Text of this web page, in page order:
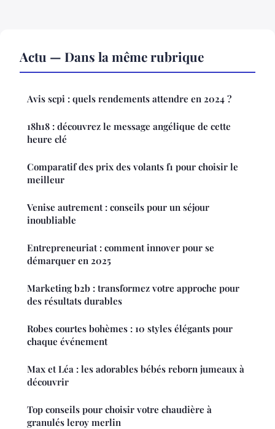
Actu — Dans la même rubrique
Avis scpi : quels rendements attendre en 2024 ?
18h18 : découvrez le message angélique de cette
heure clé
Comparatif des prix des volants f1 pour choisir le
meilleur
Venise autrement : conseils pour un séjour
inoubliable
Entrepreneuriat : comment innover pour se
démarquer en 2025
Marketing b2b : transformez votre approche pour
des résultats durables
Robes courtes bohèmes : 10 styles élégants pour
chaque événement
Max et Léa : les adorables bébés reborn jumeaux à
découvrir
Top conseils pour choisir votre chaudière à
granulés leroy merlin